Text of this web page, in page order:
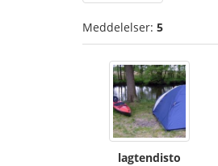
Meddelelser: 5
lagtendisto